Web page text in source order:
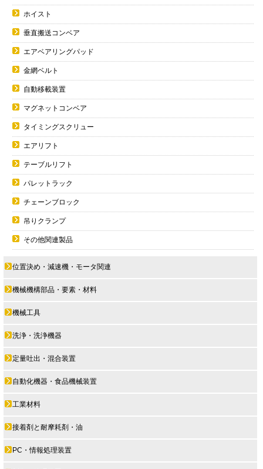
ホイスト
垂直搬送コンベア
エアベアリングパッド
金網ベルト
自動移載装置
マグネットコンベア
タイミングスクリュー
エアリフト
テーブルリフト
パレットラック
チェーンブロック
吊りクランプ
その他関連製品
位置決め・減速機・モータ関連
機械機構部品・要素・材料
機械工具
洗浄・洗浄機器
定量吐出・混合装置
自動化機器・食品機械装置
工業材料
接着剤と耐摩耗剤・油
PC・情報処理装置